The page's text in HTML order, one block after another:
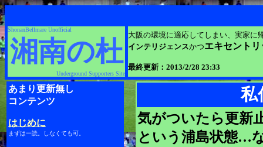
ShonanBellmare Unofficial
湘南の杜
Underground Supporters Site
大阪の環境に適応してしまい、実家に
インテリジェンスかつエキセントリ
最終更新：2013/2/28 23:33
あまり更新無し
コンテンツ
はじめに
まずは一読。しなくても可。
私
気がついたら更新
という浦島状態…